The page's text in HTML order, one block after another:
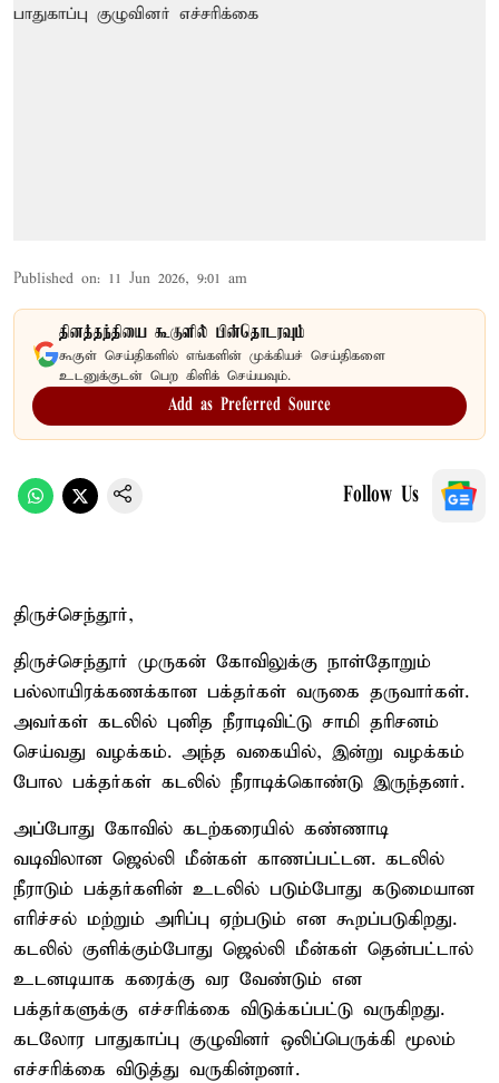
Published on: 11 Jun 2026, 9:01 am
தினத்தந்தியை கூகுளில் பின்தொடரவும்
கூகுள் செய்திகளில் எங்களின் முக்கியச் செய்திகளை
உடனுக்குடன் பெற கிளிக் செய்யவும்.
Add as Preferred Source
Follow Us
திருச்செந்தூர்,
திருச்செந்தூர் முருகன் கோவிலுக்கு நாள்தோறும்
பல்லாயிரக்கணக்கான பக்தர்கள் வருகை தருவார்கள்.
அவர்கள் கடலில் புனித நீராடிவிட்டு சாமி தரிசனம்
செய்வது வழக்கம். அந்த வகையில், இன்று வழக்கம்
போல பக்தர்கள் கடலில் நீராடிக்கொண்டு இருந்தனர்.
அப்போது கோவில் கடற்கரையில் கண்ணாடி
வடிவிலான ஜெல்லி மீன்கள் காணப்பட்டன. கடலில்
நீராடும் பக்தர்களின் உடலில் படும்போது கடுமையான
எரிச்சல் மற்றும் அரிப்பு ஏற்படும் என கூறப்படுகிறது.
கடலில் குளிக்கும்போது ஜெல்லி மீன்கள் தென்பட்டால்
உடனடியாக கரைக்கு வர வேண்டும் என
பக்தர்களுக்கு எச்சரிக்கை விடுக்கப்பட்டு வருகிறது.
கடலோர பாதுகாப்பு குழுவினர் ஒலிப்பெருக்கி மூலம்
எச்சரிக்கை விடுத்து வருகின்றனர்.